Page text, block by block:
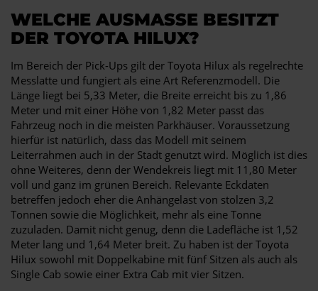
WELCHE AUSMASSE BESITZT D
ER TOYOTA HILUX?
Im Bereich der Pick-Ups gilt der Toyota Hilux als regelrechte
Messlatte und fungiert als eine Art Referenzmodell. Die
Länge liegt bei 5,33 Meter, die Breite erreicht bis zu 1,86
Meter und mit einer Höhe von 1,82 Meter passt das
Fahrzeug noch in die meisten Parkhäuser. Voraussetzung
hierfür ist natürlich, dass das Modell mit seinem
Leiterrahmen auch in der Stadt genutzt wird. Möglich ist dies
ohne Weiteres, denn der Wendekreis liegt mit 11,80 Meter
voll und ganz im grünen Bereich. Relevante Eckdaten
betreffen jedoch eher die Anhängelast von stolzen 3,2
Tonnen sowie die Möglichkeit, mehr als eine Tonne
zuzuladen. Damit nicht genug, denn die Ladefläche ist 1,52
Meter lang und 1,64 Meter breit. Zu haben ist der Toyota
Hilux sowohl mit Doppelkabine mit fünf Sitzen als auch als
Single Cab sowie einer Extra Cab mit vier Sitzen.